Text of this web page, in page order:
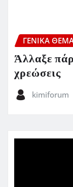
ΓΕΝΙΚΑ
Άλλαξε
χρεώσεις
kimiforum